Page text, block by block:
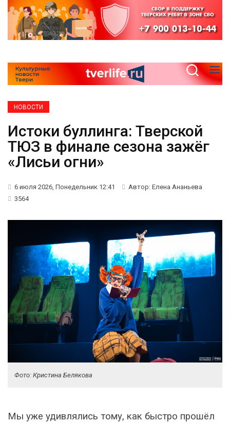
НОВОСТИ
Истоки буллинга: Тверской
ТЮЗ в финале сезона зажёг
«Лисьи огни»
6 июля 2026, Понедельник 12:41
Автор: Елена Ананьева
3564
Фото: Кристина Белякова
Мы уже удивлялись тому, как быстро прошёл